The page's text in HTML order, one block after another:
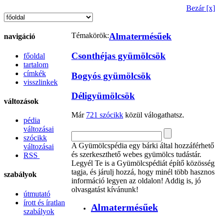
Bezár [x]
navigáció
főoldal
tartalom
címkék
visszlinkek
változások
pédia
változásai
szócikk
változásai
RSS
szabályok
útmutató
írott és íratlan
szabályok
Témakörök:Almatermésűek
Csonthéjas gyümölcsök
Bogyós gyümölcsök
Déligyümölcsök
Már 721 szócikk közül válogathatsz.
A Gyümölcspédia egy bárki által hozzáférhető
és szerkeszthető webes gyümölcs tudástár.
Legyél Te is a Gyümölcspédiát építő közösség
tagja, és járulj hozzá, hogy minél több hasznos
információ legyen az oldalon! Addig is, jó
olvasgatást kívánunk!
Almatermésűek